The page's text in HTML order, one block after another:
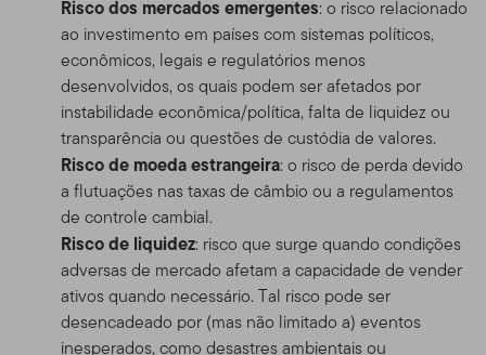
Risco dos mercados emergentes: o risco relacionado
ao investimento em países com sistemas políticos,
econômicos, legais e regulatórios menos
desenvolvidos, os quais podem ser afetados por
instabilidade econômica/política, falta de liquidez ou
transparência ou questões de custódia de valores.
Risco de moeda estrangeira: o risco de perda devido
a flutuações nas taxas de câmbio ou a regulamentos
de controle cambial.
Risco de liquidez: risco que surge quando condições
adversas de mercado afetam a capacidade de vender
ativos quando necessário. Tal risco pode ser
desencadeado por (mas não limitado a) eventos
inesperados, como desastres ambientais ou